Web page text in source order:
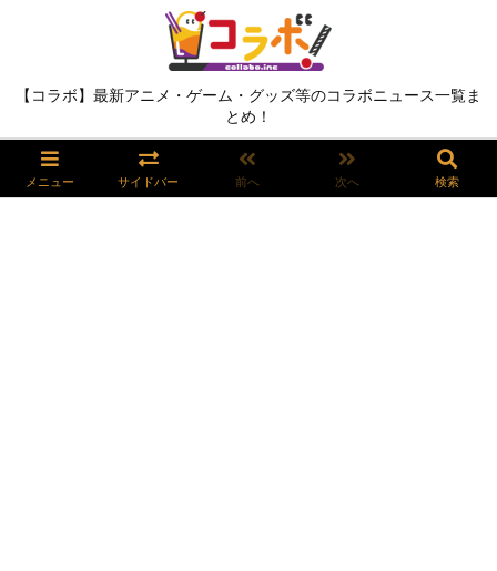
【コラボ】最新アニメ・ゲーム・グッズ等のコラボニュース一覧ま
とめ！
メニュー サイドバー 前へ 次へ 検索